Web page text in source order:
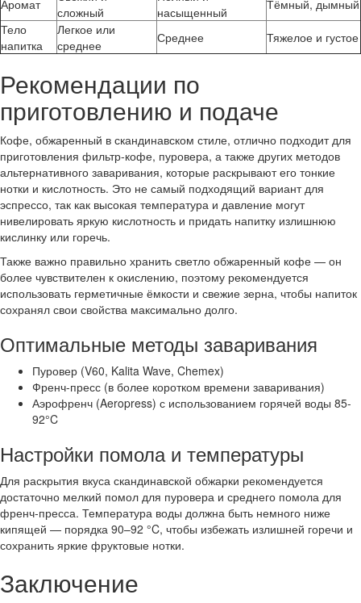
Аромат
сложный
насыщенный
Тёмный, дымный
Тело
напитка
Легкое или
среднее
Среднее Тяжелое и густое
Рекомендации по
приготовлению и подаче
Кофе, обжаренный в скандинавском стиле, отлично подходит для
приготовления фильтр-кофе, пуровера, а также других методов
альтернативного заваривания, которые раскрывают его тонкие
нотки и кислотность. Это не самый подходящий вариант для
эспрессо, так как высокая температура и давление могут
нивелировать яркую кислотность и придать напитку излишнюю
кислинку или горечь.
Также важно правильно хранить светло обжаренный кофе — он
более чувствителен к окислению, поэтому рекомендуется
использовать герметичные ёмкости и свежие зерна, чтобы напиток
сохранял свои свойства максимально долго.
Оптимальные методы заваривания
Пуровер (V60, Kalita Wave, Chemex)
Френч-пресс (в более коротком времени заваривания)
Аэрофренч (Aeropress) с использованием горячей воды 85-
92°C
Настройки помола и температуры
Для раскрытия вкуса скандинавской обжарки рекомендуется
достаточно мелкий помол для пуровера и среднего помола для
френч-пресса. Температура воды должна быть немного ниже
кипящей — порядка 90–92 °C, чтобы избежать излишней горечи и
сохранить яркие фруктовые нотки.
Заключение